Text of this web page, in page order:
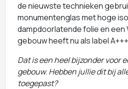
de nieuwste technieken
monumentenglas met hoge
dampdoorlatende folie en een
gebouw heeft nu als label
Dat is een heel bijzonder voor
gebouw. Hebben jullie dit bij
toegepast?